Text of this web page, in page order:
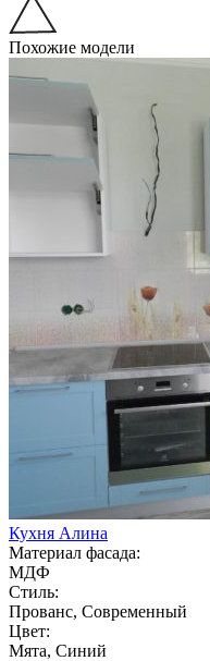
Похожие модели
Кухня Алина
Материал фасада:
МДФ
Стиль:
Прованс, Современный
Цвет:
Мята, Синий